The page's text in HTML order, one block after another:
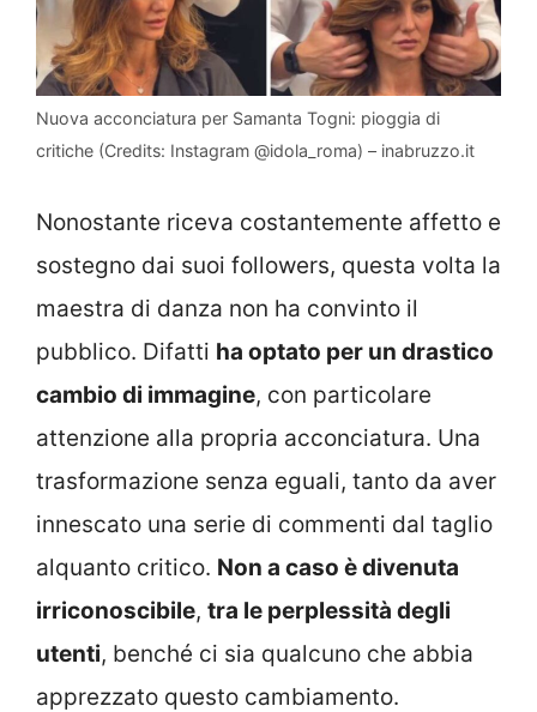
Nuova acconciatura per Samanta Togni: pioggia di
critiche (Credits: Instagram @idola_roma) – inabruzzo.it
Nonostante riceva costantemente affetto e
sostegno dai suoi followers, questa volta la
maestra di danza non ha convinto il
pubblico. Difatti ha optato per un drastico
cambio di immagine, con particolare
attenzione alla propria acconciatura. Una
trasformazione senza eguali, tanto da aver
innescato una serie di commenti dal taglio
alquanto critico. Non a caso è divenuta
irriconoscibile, tra le perplessità degli
utenti, benché ci sia qualcuno che abbia
apprezzato questo cambiamento.